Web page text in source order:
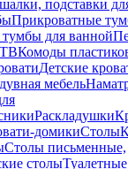
подставки
Прикроватные
для ванной
Комоды
Детские
мебель
Раскладушки
домикиСтолы
Столы письменные,
столы